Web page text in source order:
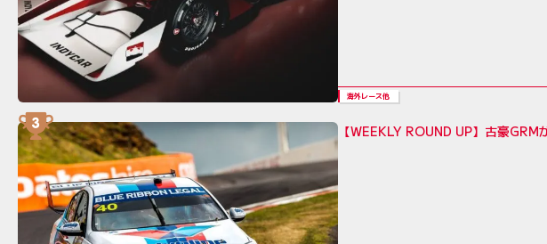
海外レース他
【WEEKLY ROUND UP】古豪